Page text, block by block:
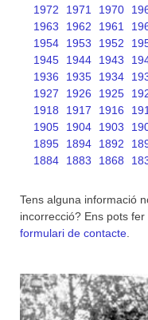
1972
1971 1970
1963
1962 1961
1954
1953 1952
1945
1944 1943
1936
1935 1934
1927
1926 1925
1918
1917 1916
1905
1904 1903
1895
1894 1892
1884
1883 1868
Tens alguna informació
incorrecció? Ens pots
formulari de contacte